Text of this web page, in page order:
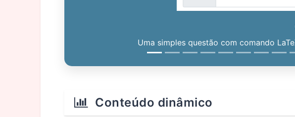
Uma simples questão com comando
Conteúdo dinâmico